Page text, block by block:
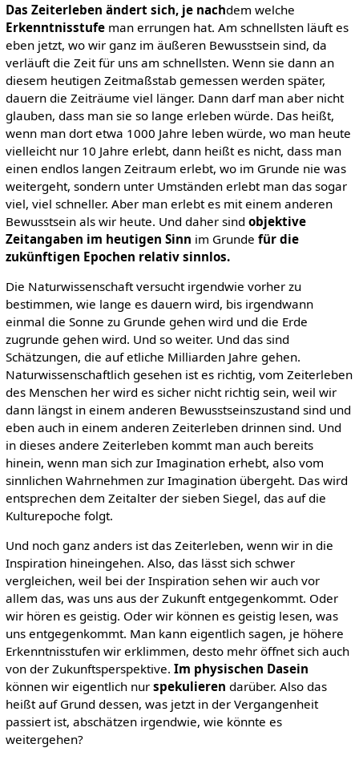
Das Zeiterleben ändert sich, je nachdem welche
Erkenntnisstufeman errungen hat. Am schnellsten läuft es
eben jetzt, wo wir ganz im äußeren Bewusstsein sind, da
verläuft die Zeit für uns am schnellsten. Wenn sie dann an
diesem heutigen Zeitmaßstab gemessen werden später,
dauern die Zeiträume viel länger. Dann darf man aber nicht
glauben, dass man sie so lange erleben würde. Das heißt,
wenn man dort etwa 1000 Jahre leben würde, wo man heute
vielleicht nur 10 Jahre erlebt, dann heißt es nicht, dass man
einen endlos langen Zeitraum erlebt, wo im Grunde nie was
weitergeht, sondern unter Umständen erlebt man das sogar
viel, viel schneller. Aber man erlebt es mit einem anderen
Bewusstsein als wir heute. Und daher sind objektive
Zeitangaben im heutigen Sinn im Grunde für die
zukünftigen Epochen relativ sinnlos.
Die Naturwissenschaft versucht irgendwie vorher zu
bestimmen, wie lange es dauern wird, bis irgendwann
einmal die Sonne zu Grunde gehen wird und die Erde
zugrunde gehen wird. Und so weiter. Und das sind
Schätzungen, die auf etliche Milliarden Jahre gehen.
Naturwissenschaftlich gesehen ist es richtig, vom Zeiterleben
des Menschen her wird es sicher nicht richtig sein, weil wir
dann längst in einem anderen Bewusstseinszustand sind und
eben auch in einem anderen Zeiterleben drinnen sind. Und
in dieses andere Zeiterleben kommt man auch bereits
hinein, wenn man sich zur Imagination erhebt, also vom
sinnlichen Wahrnehmen zur Imagination übergeht. Das wird
entsprechen dem Zeitalter der sieben Siegel, das auf die
Kulturepoche folgt.
Und noch ganz anders ist das Zeiterleben, wenn wir in die
Inspiration hineingehen. Also, das lässt sich schwer
vergleichen, weil bei der Inspiration sehen wir auch vor
allem das, was uns aus der Zukunft entgegenkommt. Oder
wir hören es geistig. Oder wir können es geistig lesen, was
uns entgegenkommt. Man kann eigentlich sagen, je höhere
Erkenntnisstufen wir erklimmen, desto mehr öffnet sich auch
von der Zukunftsperspektive. Im physischen Dasein
können wir eigentlich nur spekulieren darüber. Also das
heißt auf Grund dessen, was jetzt in der Vergangenheit
passiert ist, abschätzen irgendwie, wie könnte es
weitergehen?